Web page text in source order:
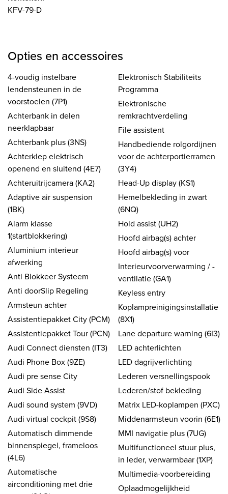
KFV-79-D
Opties en accessoires
4-voudig instelbare
lendensteunen in de
voorstoelen (7P1)
Achterbank in delen
neerklapbaar
Achterbank plus (3NS)
Achterklep elektrisch
openend en sluitend (4E7)
Achteruitrijcamera (KA2)
Adaptive air suspension
(1BK)
Alarm klasse
1(startblokkering)
Aluminium interieur
afwerking
Anti Blokkeer Systeem
Anti doorSlip Regeling
Armsteun achter
Assistentiepakket City (PCM)
Assistentiepakket Tour (PCN)
Audi Connect diensten (IT3)
Audi Phone Box (9ZE)
Audi pre sense City
Audi Side Assist
Audi sound system (9VD)
Audi virtual cockpit (9S8)
Automatisch dimmende
binnenspiegel, frameloos
(4L6)
Automatische
airconditioning met drie
Elektronisch Stabiliteits
Programma
Elektronische
remkrachtverdeling
File assistent
Handbediende rolgordijnen
voor de achterportierramen
(3Y4)
Head-Up display (KS1)
Hemelbekleding in zwart
(6NQ)
Hold assist (UH2)
Hoofd airbag(s) achter
Hoofd airbag(s) voor
Interieurvoorverwarming / -
ventilatie (GA1)
Keyless entry
Koplampreinigingsinstallatie
(8X1)
Lane departure warning (6I3)
LED achterlichten
LED dagrijverlichting
Lederen versnellingspook
Lederen/stof bekleding
Matrix LED-koplampen (PXC)
Middenarmsteun voorin (6E1)
MMI navigatie plus (7UG)
Multifunctioneel stuur plus,
in leder, verwarmbaar (1XP)
Multimedia-voorbereiding
Oplaadmogelijkheid